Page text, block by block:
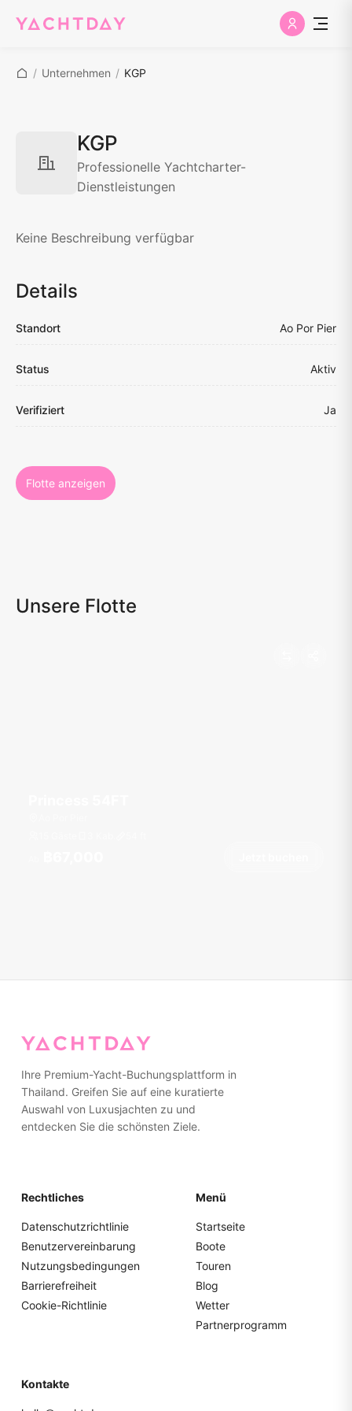
/ Unternehmen / KGP
KGP
Professionelle Yachtcharter-
Dienstleistungen
Keine Beschreibung verfügbar
Details
Standort Ao Por Pier
Status Aktiv
Verifiziert Ja
Flotte anzeigen
Unsere Flotte
Ihre Premium-Yacht-Buchungsplattform in
Thailand. Greifen Sie auf eine kuratierte
Auswahl von Luxusjachten zu und
entdecken Sie die schönsten Ziele.
Rechtliches
Datenschutzrichtlinie
Benutzervereinbarung
Nutzungsbedingungen
Barrierefreiheit
Cookie-Richtlinie
Menü
Startseite
Boote
Touren
Blog
Wetter
Partnerprogramm
Kontakte